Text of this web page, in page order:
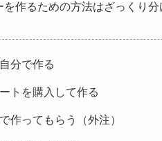
作るための方法はざっくり分
分で作る
トを購入して作る
作ってもらう（外注）